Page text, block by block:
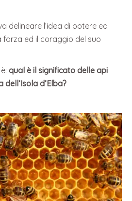
delineare l’idea di potere ed
ed il coraggio del suo
è:qual è il significato delle api
d’Elba?